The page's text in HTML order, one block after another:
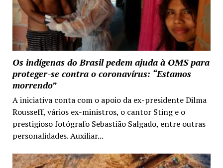
Os indígenas do Brasil pedem ajuda à OMS para
proteger-se contra o coronavírus: “Estamos
morrendo”
A iniciativa conta com o apoio da ex-presidente Dilma
Rousseff, vários ex-ministros, o cantor Sting e o
prestigioso fotógrafo Sebastião Salgado, entre outras
personalidades. Auxiliar...